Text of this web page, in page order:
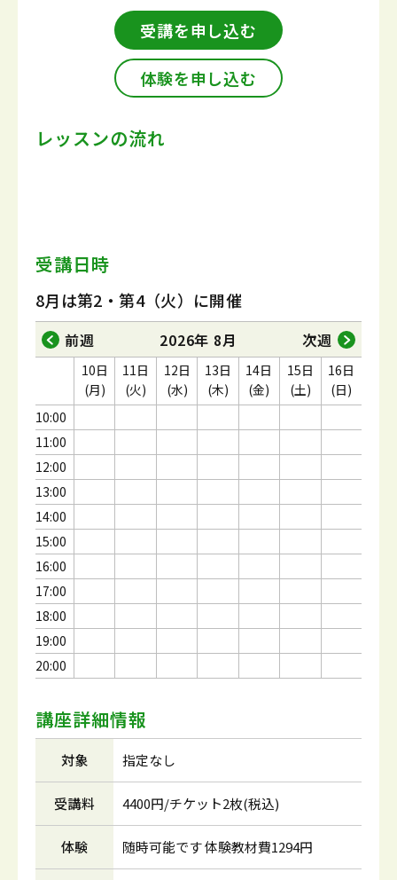
受講を申し込む
体験を申し込む
レッスンの流れ
受講日時
8月は第2・第4（火）に開催
前週 2026年 8月 次週
10:00
11:00
12:00
13:00
14:00
15:00
16:00
17:00
18:00
19:00
20:00
10日
(月)
11日
(火)
12日
(水)
13日
(木)
14日
(金)
15日
(土)
16日
(日)
講座詳細情報
対象 指定なし
受講料 4400円/チケット2枚(税込)
体験 随時可能です 体験教材費1294円